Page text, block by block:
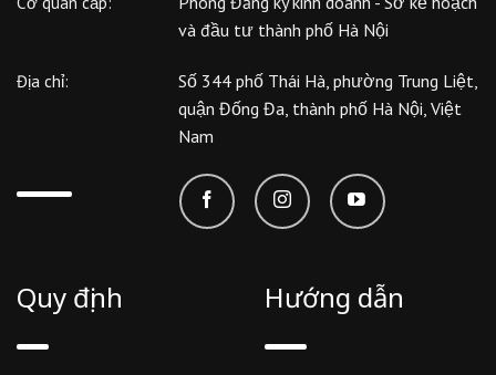
và đầu tư thành phố Hà Nội
Địa chỉ:
Số 344 phố Thái Hà, phường Trung Liệt,
quận Đống Đa, thành phố Hà Nội, Việt
Nam
Quy định Hướng dẫn